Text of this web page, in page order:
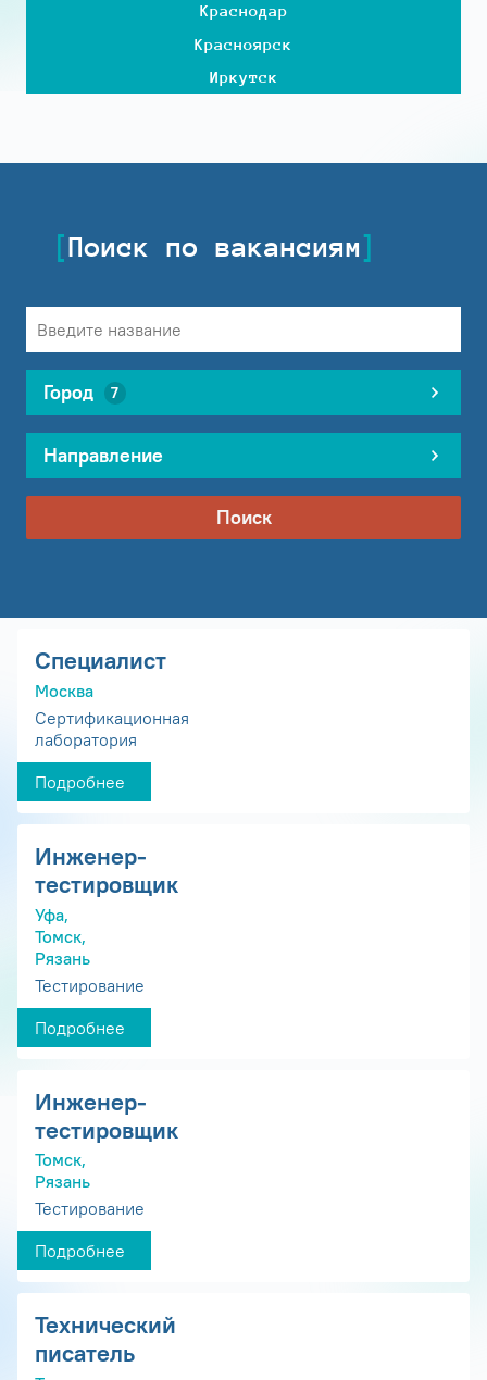
Краснодар
Красноярск
Иркутск
Поиск по вакансиям
Город 7
Направление
Поиск
Специалист
Москва
Сертификационная
лаборатория
Подробнее
Инженер-
тестировщик
Уфа,
Томск,
Рязань
Тестирование
Подробнее
Инженер-
тестировщик
Томск,
Рязань
Тестирование
Подробнее
Технический
писатель